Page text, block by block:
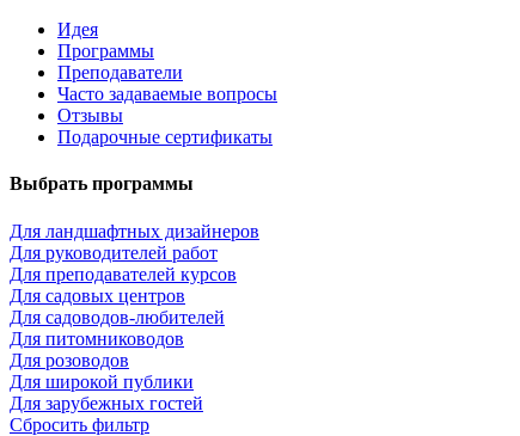
Идея
Программы
Преподаватели
Часто задаваемые вопросы
Отзывы
Подарочные сертификаты
Выбрать программы
Для ландшафтных дизайнеров
Для руководителей работ
Для преподавателей курсов
Для садовых центров
Для садоводов-любителей
Для питомниководов
Для розоводов
Для широкой публики
Для зарубежных гостей
Сбросить фильтр